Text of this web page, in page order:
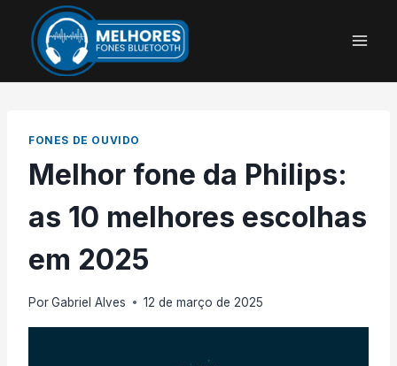
Conteúdo
FONES DE OUVIDO
Melhor fone da Philips:
as 10 melhores escolhas
em 2025
PorGabriel Alves 12 de março de 2025